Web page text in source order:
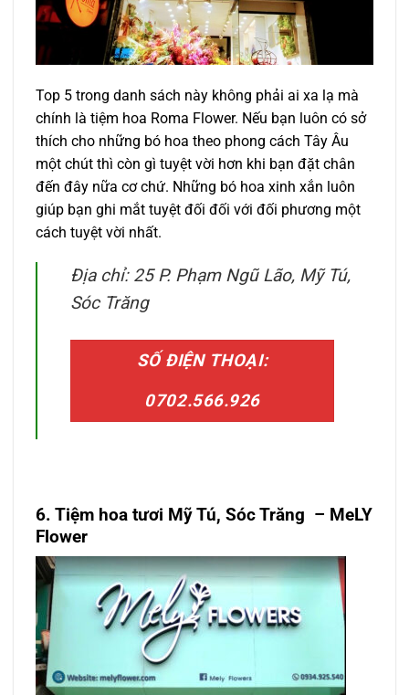
Top 5 trong danh sách này không phải ai xa lạ mà
chính là tiệm hoa Roma Flower. Nếu bạn luôn có sở
thích cho những bó hoa theo phong cách Tây Âu
một chút thì còn gì tuyệt vời hơn khi bạn đặt chân
đến đây nữa cơ chứ. Những bó hoa xinh xắn luôn
giúp bạn ghi mắt tuyệt đối đối với đối phương một
cách tuyệt vời nhất.
Địa chỉ: 25 P. Phạm Ngũ Lão, Mỹ Tú,
Sóc Trăng
SỐ ĐIỆN THOẠI:
0702.566.926
6. Tiệm hoa tươi Mỹ Tú, Sóc Trăng – MeLY
Flower